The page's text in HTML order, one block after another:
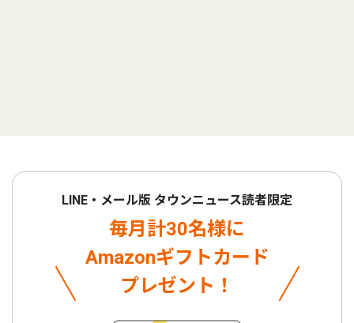
LINE・メール版 タウンニュース読者限定
毎月計30名様に
Amazonギフトカード
プレゼント！